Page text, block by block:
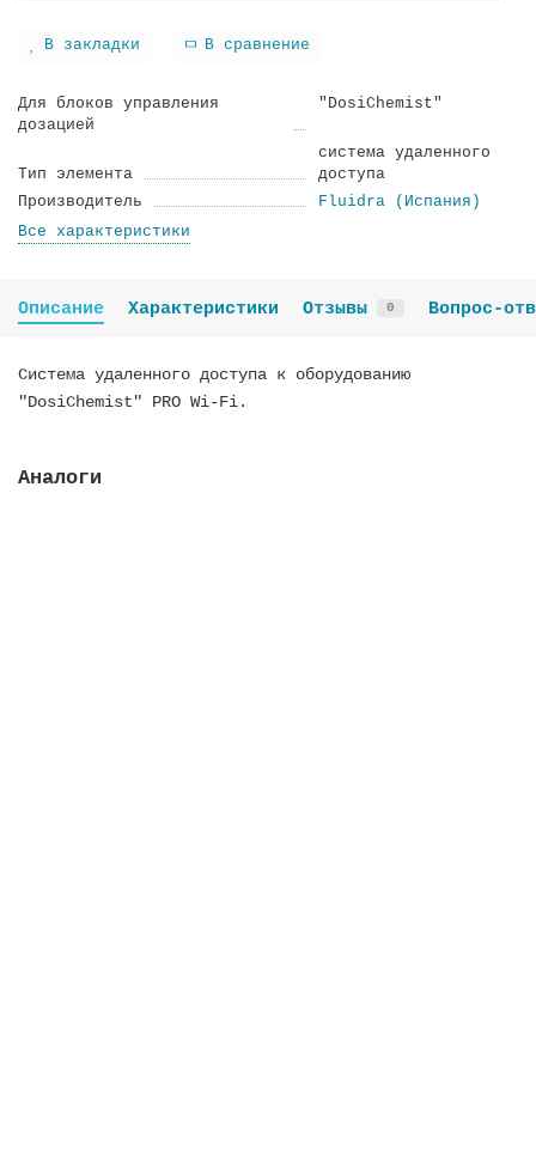
В закладки В сравнение
Для блоков управления
дозацией
"DosiChemist"
Тип элемента
система удаленного
доступа
Производитель
Fluidra (Испания)
Все характеристики
Описание Характеристики Отзывы 0 Вопрос-
Система удаленного доступа к оборудованию
"DosiChemist" PRO Wi-Fi.
Аналоги